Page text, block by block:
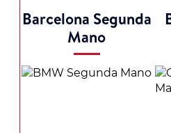
Barcelona Segunda
Mano